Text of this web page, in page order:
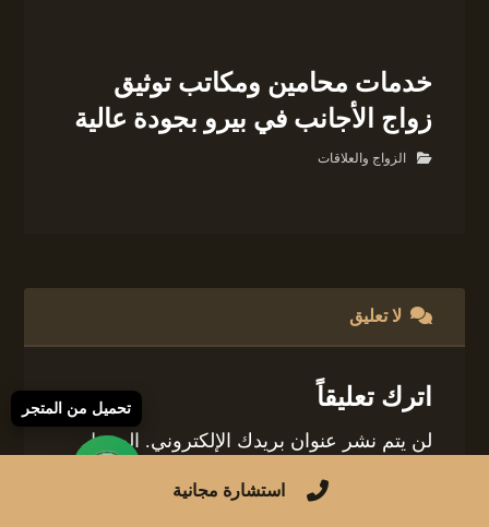
خدمات محامين ومكاتب توثيق
زواج الأجانب في بيرو بجودة عالية
الزواج والعلاقات
لا تعليق
اترك تعليقاً
لن يتم نشر عنوان بريدك الإلكتروني. الحقول
استشارة مجانية
تحميل من المتجر